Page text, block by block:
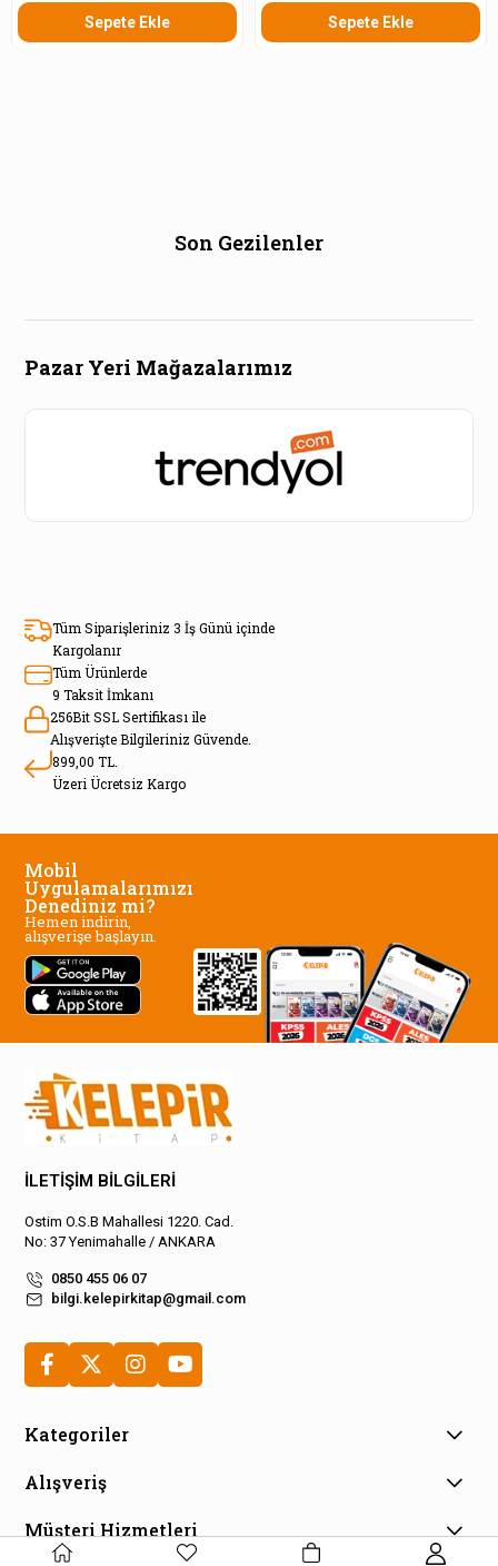
Sepete Ekle Sepete Ekle
Son Gezilenler
Pazar Yeri Mağazalarımız
Tüm Siparişleriniz 3 İş Günü içinde
Kargolanır
Tüm Ürünlerde
9 Taksit İmkanı
256Bit SSL Sertifikası ile
Alışverişte Bilgileriniz Güvende.
899,00 TL.
Üzeri Ücretsiz Kargo
Mobil
Uygulamalarımızı
Denediniz mi?
Hemen indirin,
alışverişe başlayın.
İLETİŞİM BİLGİLERİ
Ostim O.S.B Mahallesi 1220. Cad.
No: 37 Yenimahalle / ANKARA
0850 455 06 07
bilgi.kelepirkitap@gmail.com
Kategoriler
Alışveriş
Müşteri Hizmetleri